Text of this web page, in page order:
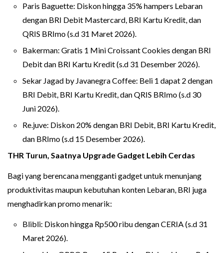
Paris Baguette: Diskon hingga 35% hampers Lebaran
dengan BRI Debit Mastercard, BRI Kartu Kredit, dan
QRIS BRImo (s.d 31 Maret 2026).
Bakerman: Gratis 1 Mini Croissant Cookies dengan BRI
Debit dan BRI Kartu Kredit (s.d 31 Desember 2026).
Sekar Jagad by Javanegra Coffee: Beli 1 dapat 2 dengan
BRI Debit, BRI Kartu Kredit, dan QRIS BRImo (s.d 30
Juni 2026).
Re.juve: Diskon 20% dengan BRI Debit, BRI Kartu Kredit,
dan BRImo (s.d 15 Desember 2026).
THR Turun, Saatnya Upgrade Gadget Lebih Cerdas
Bagi yang berencana mengganti gadget untuk menunjang
produktivitas maupun kebutuhan konten Lebaran, BRI juga
menghadirkan promo menarik:
Blibli: Diskon hingga Rp500 ribu dengan CERIA (s.d 31
Maret 2026).